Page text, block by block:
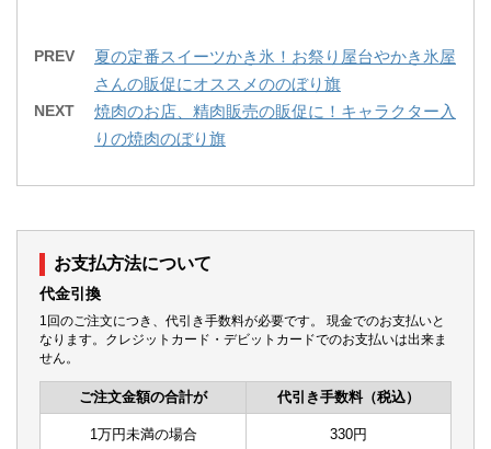
PREV
夏の定番スイーツかき氷！お祭り屋台やかき氷屋
さんの販促にオススメののぼり旗
NEXT
焼肉のお店、精肉販売の販促に！キャラクター入
りの焼肉のぼり旗
お支払方法について
代金引換
1回のご注文につき、代引き手数料が必要です。 現金でのお支払いと
なります。クレジットカード・デビットカードでのお支払いは出来ま
せん。
ご注文金額の合計が 代引き手数料（税込）
1万円未満の場合 330円